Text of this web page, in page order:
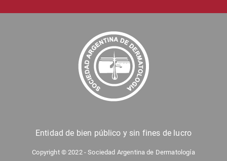
Entidad de bien público y sin fines de lucro
Copyright © 2022 - Sociedad Argentina de Dermatología